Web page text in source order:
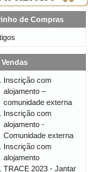
de Compras
Inscrição com
alojamento –
comunidade externa
Inscrição com
alojamento -
Comunidade externa
Inscrição com
alojamento
TRACE 2023 - Jantar